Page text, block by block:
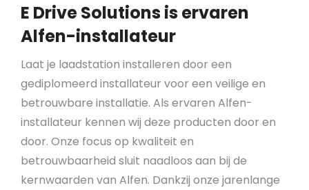
E Drive Solutions is ervaren
Alfen-installateur
Laat je laadstation installeren door een
gediplomeerd installateur voor een veilige en
betrouwbare installatie. Als ervaren Alfen-
installateur kennen wij deze producten door en
door. Onze focus op kwaliteit en
betrouwbaarheid sluit naadloos aan bij de
kernwaarden van Alfen. Dankzij onze jarenlange